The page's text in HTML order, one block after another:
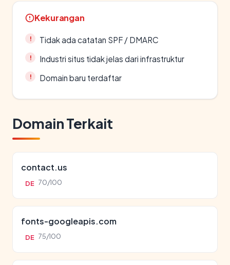
Kekurangan
Tidak ada catatan SPF / DMARC
Industri situs tidak jelas dari infrastruktur
Domain baru terdaftar
Domain Terkait
contact.us
DE 70/100
fonts-googleapis.com
DE 75/100